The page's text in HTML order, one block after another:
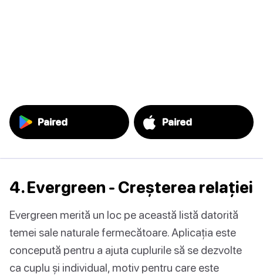
Paired Paired
4. Evergreen - Creșterea relației
Evergreen merită un loc pe această listă datorită
temei sale naturale fermecătoare. Aplicația este
concepută pentru a ajuta cuplurile să se dezvolte
ca cuplu și individual, motiv pentru care este